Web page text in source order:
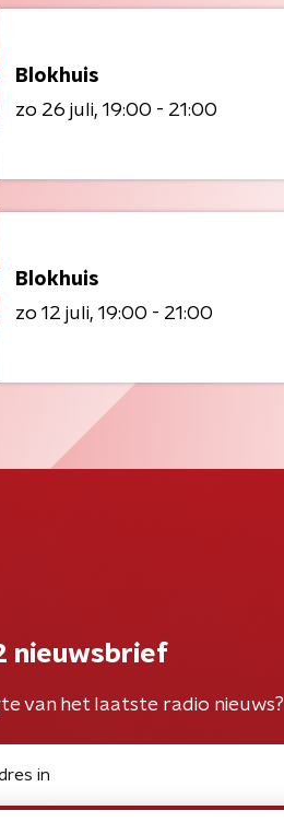
Blokhuis
zo 26 juli 19:00 - 21:00
Blokhuis
zo 12 juli 19:00 - 21:00
nieuwsbrief
van het laatste radio nieuws?